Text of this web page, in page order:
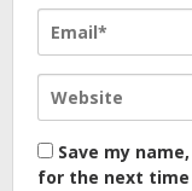
Save my
for the next time